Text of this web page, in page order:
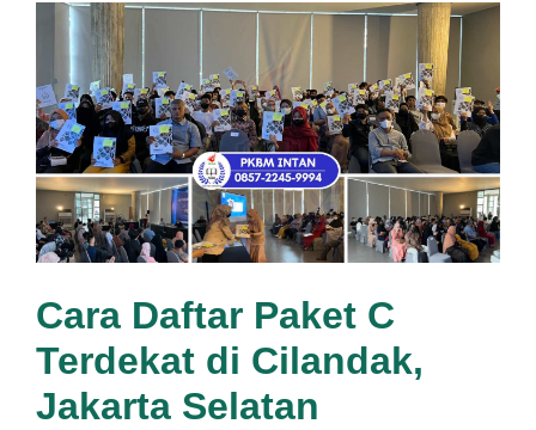
Cara Daftar Paket C
Terdekat di Cilandak,
Jakarta Selatan